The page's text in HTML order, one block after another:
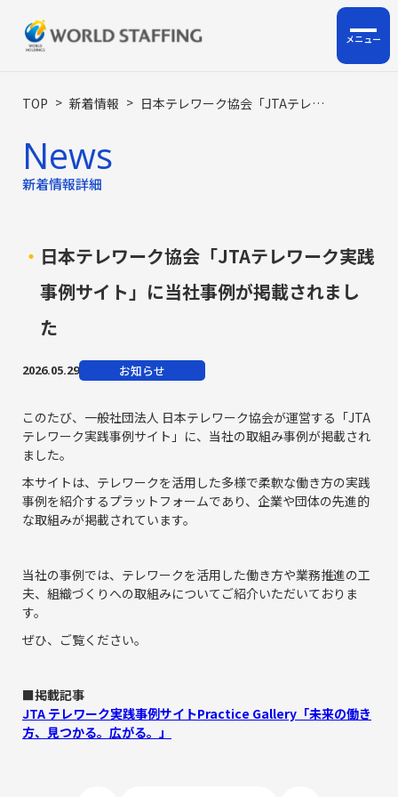
ホーム
私たちについて
企業情報
ロジスティクス支援
人材派遣・人材紹介・BPO
実績紹介
よくある質問
新着情報
お問い合わせ
TOP > 新着情報 > 日本テレワーク協会「JTAテレワーク実践事例サイト」に当社事例が掲載されました
News
新着情報詳細
日本テレワーク協会「JTAテレワーク実践
事例サイト」に当社事例が掲載されまし
た
2026.05.29 お知らせ
このたび、一般社団法人 日本テレワーク協会が運営する「JTA
テレワーク実践事例サイト」に、当社の取組み事例が掲載され
ました。
本サイトは、テレワークを活用した多様で柔軟な働き方の実践
事例を紹介するプラットフォームであり、企業や団体の先進的
な取組みが掲載されています。
当社の事例では、テレワークを活用した働き方や業務推進の工
夫、組織づくりへの取組みについてご紹介いただいておりま
す。
ぜひ、ご覧ください。
■掲載記事
JTA テレワーク実践事例サイトPractice Gallery「未来の働き
方、見つかる。広がる。」